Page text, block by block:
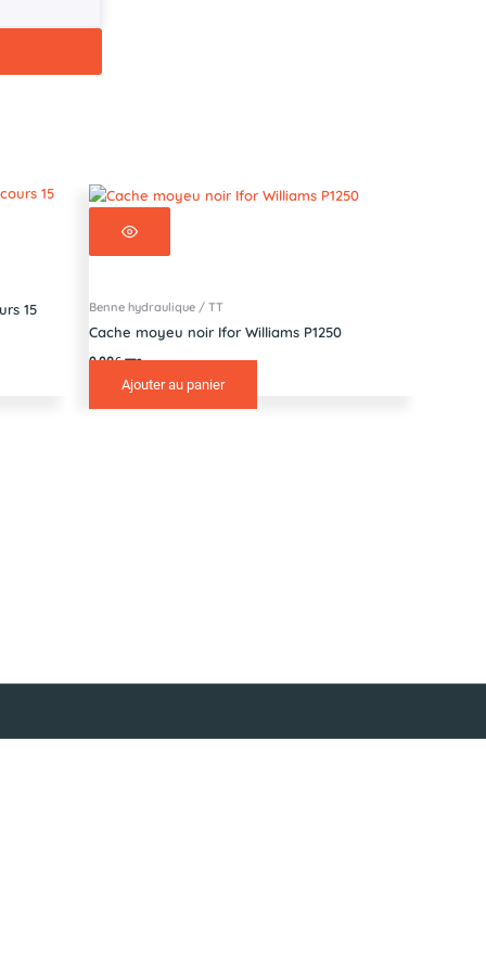
15 Benne hydraulique / TT
Cache moyeu noir Ifor Williams P1250
9,90€ TTC
Ajouter au panier